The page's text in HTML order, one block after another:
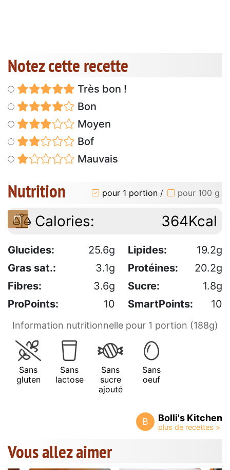
Notez cette recette
Très bon !
Bon
Moyen
Bof
Mauvais
Nutrition pour 1 portion / pour 100 g
Calories: 364Kcal
Glucides: 25.6g Lipides:
19.2g
Gras sat.:
3.1g Protéines:
20.2g
Fibres:
3.6g Sucre:
1.8g
ProPoints:
10 SmartPoints: 10
Information nutritionnelle pour 1 portion (188g)
Sans
gluten
Sans
lactose
Sans
sucre
ajouté
Sans
oeuf
B Bolli's Kitchen
Vous allez aimer